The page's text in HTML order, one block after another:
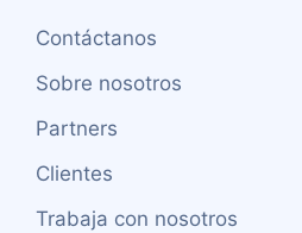
Contáctanos
Sobre nosotros
Partners
Clientes
Trabaja con nosotros